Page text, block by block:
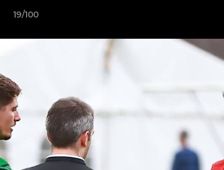
19/100